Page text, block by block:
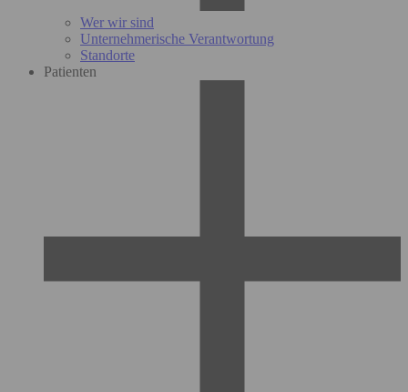
Wer wir sind
Unternehmerische Verantwortung
Standorte
Patienten